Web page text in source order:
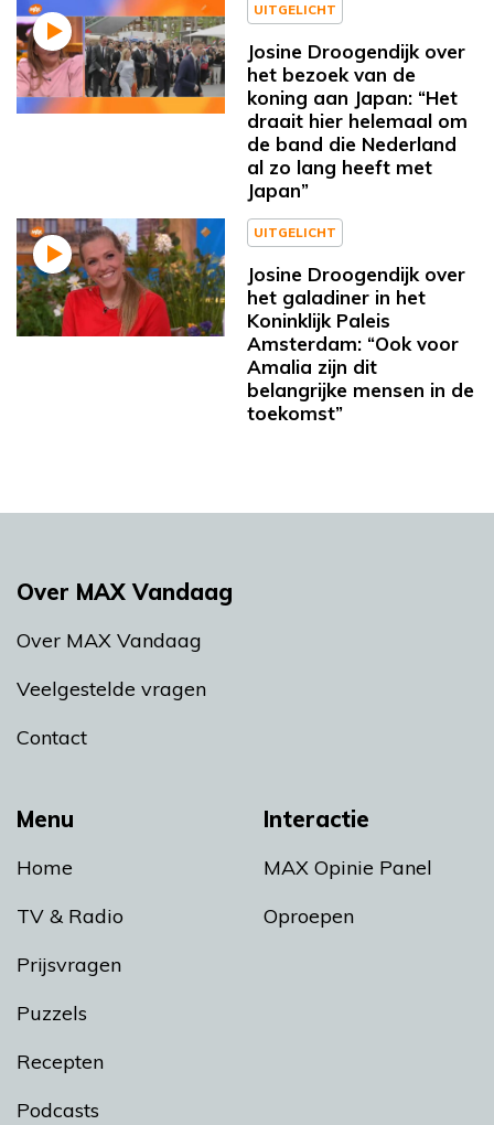
UITGELICHT
Josine Droogendijk over
het bezoek van de
koning aan Japan: “Het
draait hier helemaal om
de band die Nederland
al zo lang heeft met
Japan”
UITGELICHT
Josine Droogendijk over
het galadiner in het
Koninklijk Paleis
Amsterdam: “Ook voor
Amalia zijn dit
belangrijke mensen in de
toekomst”
Menu
Home
TV & Radio
Prijsvragen
Puzzels
Recepten
Podcasts
Interactie
MAX Opinie Panel
Oproepen
Over MAX Vandaag
Over MAX Vandaag
Veelgestelde vragen
Contact